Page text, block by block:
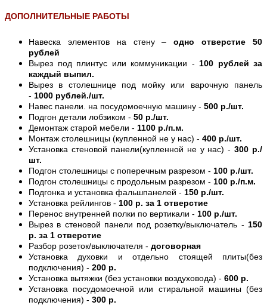
ДОПОЛНИТЕЛЬНЫЕ РАБОТЫ
Навеска элементов на стену –одно отверстие 50
рублей
Вырез под плинтус или коммуникации - 100 рублей за
каждый выпил.
Вырез в столешнице под мойку или варочную панель
- 1000 рублей./шт.
Навес панели. на посудомоечную машину - 500 р./шт.
Подгон детали лобзиком - 50 р./шт.
Демонтаж старой мебели - 1100 р./п.м.
Монтаж столешницы (купленной не у нас) - 400 р./шт.
Установка стеновой панели(купленной не у нас) -300 р./
шт.
Подгон столешницы с поперечным разрезом - 100 р./шт.
Подгон столешницы с продольным разрезом - 100 р./п.м.
Подгонка и установка фальшпанелей - 150 р./шт.
Установка рейлингов - 100 р. за 1 отверстие
Перенос внутренней полки по вертикали - 100 р./шт.
Вырез в стеновой панели под розетку/выключатель - 150
р. за 1 отверстие
Разбор розеток/выключателя - договорная
Установка духовки и отдельно стоящей плиты(без
подключения) - 200 р.
Установка вытяжки (без установки воздуховода) - 600 р.
Установка посудомоечной или стиральной машины (без
подключения) - 300 р.